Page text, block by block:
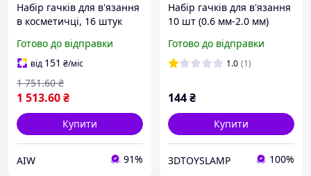
Набір гачків для в'язання
в косметичці, 16 штук
1.0/6.0 мм Люкс
качество!+
Готово до відправки
від 151 ₴/міс
1 513.60₴
1 751.60 ₴
Купити
AIW 91%
Набір гачків для в'язання
10 шт (0.6 мм-2.0 мм)
Готово до відправки
1.0 (1)
144₴
Купити
3DTOYSLAMP 100%